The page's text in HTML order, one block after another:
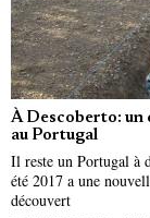
À Descoberto: un
au Portugal
Il reste un Portugal à
été 2017 a une
découvert